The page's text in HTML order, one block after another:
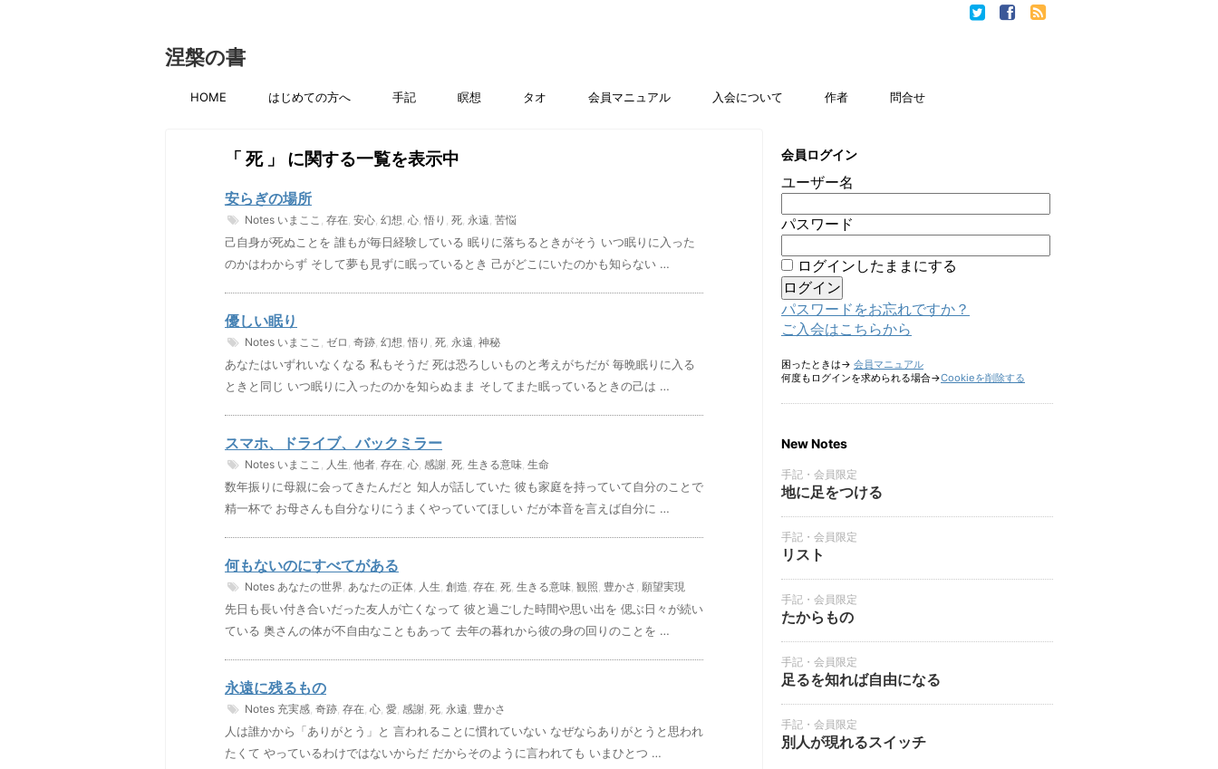
涅槃の書
HOME はじめての方へ 手記 瞑想 タオ 会員マニュアル 入会について 作者 問合せ
「 死 」 に関する一覧を表示中
安らぎの場所
Notes いまここ , 存在, 安心, 幻想, 心,悟り , 死, 永遠, 苦悩
己自身が死ぬことを 誰もが毎日経験している 眠りに落ちるときがそう いつ眠りに入った
のかはわからず そして夢も見ずに眠っているとき 己がどこにいたのかも知らない …
優しい眠り
Notes いまここ , ゼロ , 奇跡, 幻想,悟り , 死, 永遠, 神秘
あなたはいずれいなくなる 私もそうだ 死は恐ろしいものと考えがちだが 毎晩眠りに入る
ときと同じ いつ眠りに入ったのかを知らぬまま そしてまた眠っているときの己は …
スマホ、ドライブ、バックミラー
Notes いまここ , 人生, 他者, 存在, 心, 感謝, 死, 生きる意味, 生命
数年振りに母親に会ってきたんだと 知人が話していた 彼も家庭を持っていて自分のことで
精一杯で お母さんも自分なりにうまくやっていてほしい だが本音を言えば自分に …
何もないのにすべてがある
Notes あなたの世界, あなたの正体, 人生, 創造, 存在, 死, 生きる意味, 観照, 豊かさ , 願望実現
先日も長い付き合いだった友人が亡くなって 彼と過ごした時間や思い出を 偲ぶ日々が続い
ている 奥さんの体が不自由なこともあって 去年の暮れから彼の身の回りのことを …
永遠に残るもの
Notes 充実感, 奇跡, 存在, 心, 愛, 感謝, 死, 永遠, 豊かさ
人は誰かから「ありがとう」と 言われることに慣れていない なぜならありがとうと思われ
たくて やっているわけではないからだ だからそのように言われても いまひとつ …
会員ログイン
ユーザー名
パスワード
ログインしたままにする
パスワードをお忘れですか？
ご入会はこちらから
困ったときは→ 会員マニュアル
何度もログインを求められる場合→Cookieを削除する
New Notes
手記・会員限定
地に足をつける
手記・会員限定
リスト
手記・会員限定
たからもの
手記・会員限定
足るを知れば自由になる
手記・会員限定
別人が現れるスイッチ